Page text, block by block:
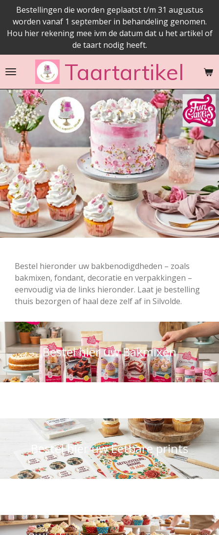
direct
naar
hoofdinhoud
Taartartikel
Bestellingen die worden geplaatst t/m 31 augustus
worden vanaf 1 september in behandeling genomen.
Hou hier rekening mee ivm de datum dat u het artikel of
de taart nodig heeft.
Bestel hieronder uw bakbenodigdheden – zoals
bakmixen, fondant, decoratie en verpakkingen –
eenvoudig via de links hieronder. Laat je bestelling
thuis bezorgen of haal deze zelf af in Silvolde.
Bestel hier uw Bakmixen
Bestel hier uw Eetbare prints